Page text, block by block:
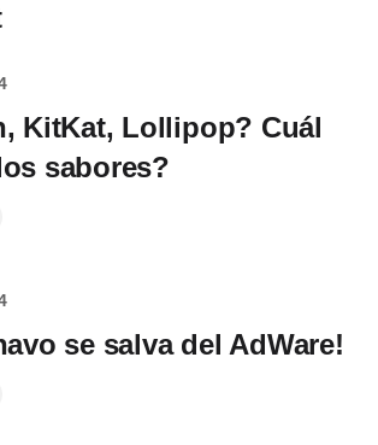
KitKat, Lollipop? Cuál
sabores?
se salva del AdWare!